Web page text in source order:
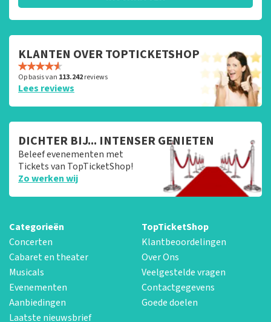
KLANTEN OVER TOPTICKETSHOP
Op basis van 113.242reviews
Lees reviews
DICHTER BIJ... INTENSER GENIETEN
Beleef evenementen met
Tickets van TopTicketShop!
Zo werken wij
Categorieën
Concerten
Cabaret en theater
Musicals
Evenementen
Aanbiedingen
Laatste nieuwsbrief
TopTicketShop
Klantbeoordelingen
Over Ons
Veelgestelde vragen
Contactgegevens
Goede doelen